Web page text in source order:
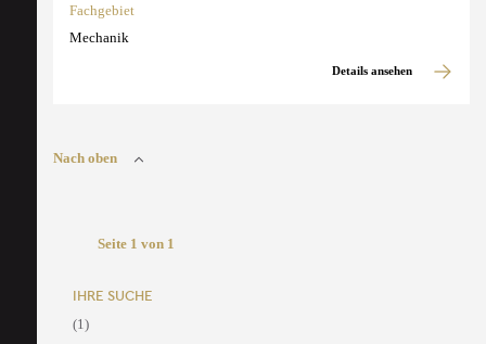
Fachgebiet
Mechanik
Details ansehen
Nach oben
Seite 1 von 1
IHRE SUCHE
(1)